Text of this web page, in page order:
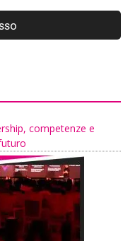
competenze e